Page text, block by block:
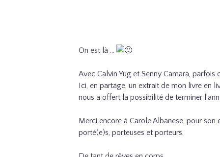
On est là …
Avec Calvin Yug et Senny Camara,
Ici, en partage, un extrait de mon livre en
nous a offert la possibilité de terminer
Merci encore à Carole Albanese, pour
porté(e)s, porteuses et porteurs.